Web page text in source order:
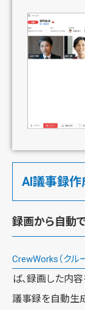
AI議事録作
録画から自動
CrewWorks（クル
ば、録画した内
議事録を自動生